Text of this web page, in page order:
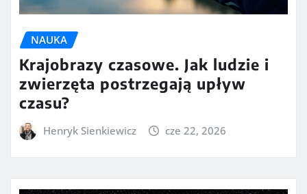
NAUKA
Krajobrazy czasowe. Jak ludzie i
zwierzęta postrzegają upływ
czasu?
Henryk Sienkiewicz cze 22, 2026